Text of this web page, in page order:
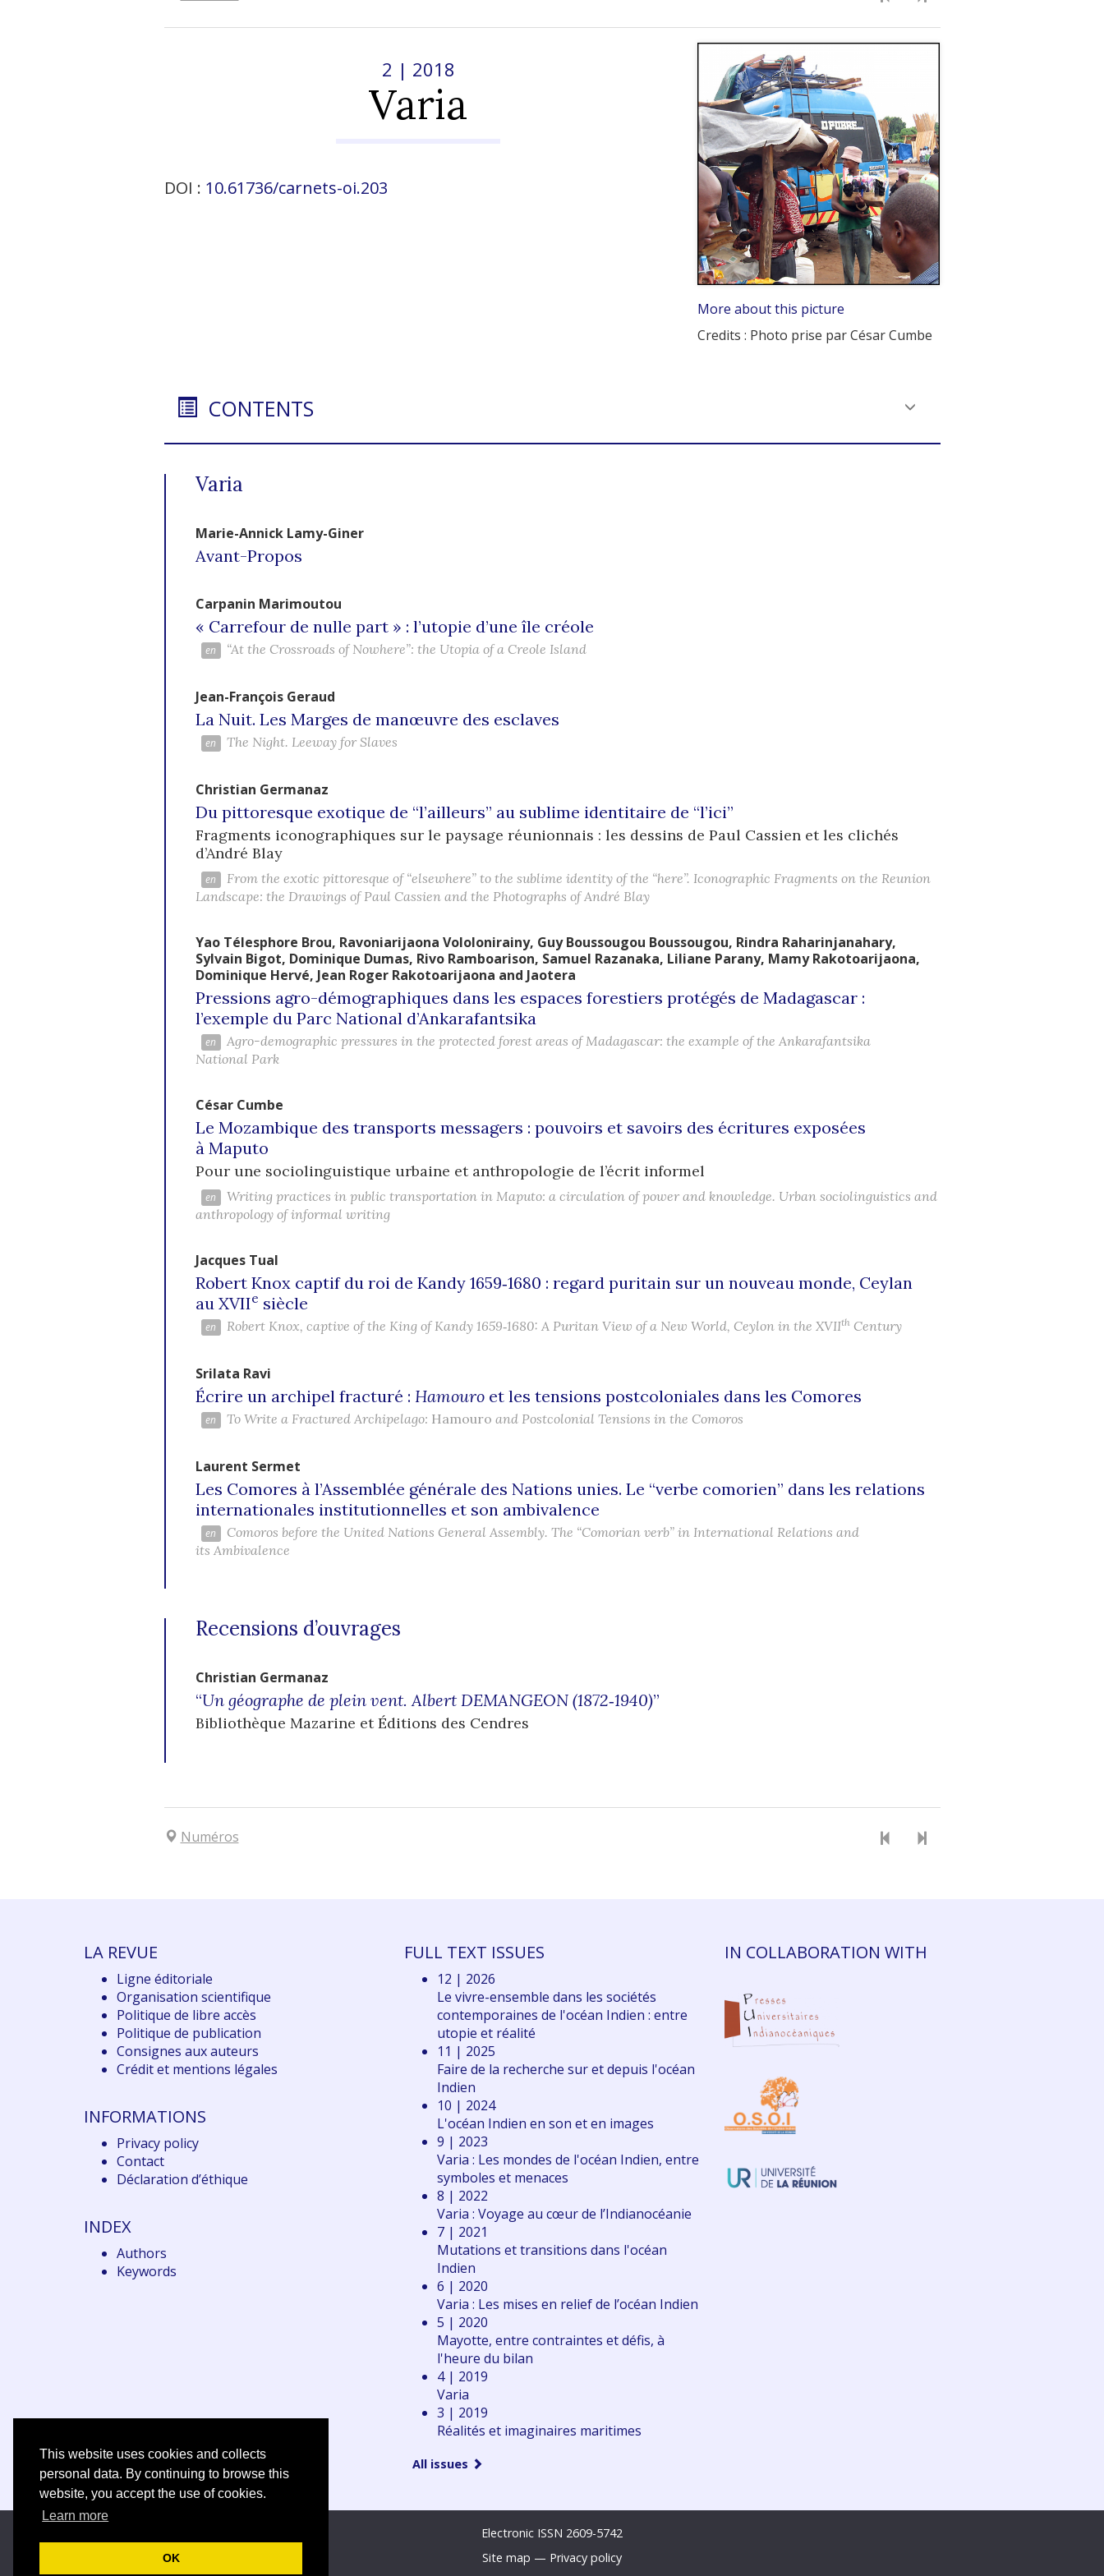
This website uses cookies and collects
personal data. By continuing to browse this
website, you accept the use of cookies.
Learn more
OK
2 | 2018
Varia
DOI : 10.61736/carnets-oi.203
More about this picture
Credits : Photo prise par César Cumbe
CONTENTS
Varia
Marie-Annick Lamy-Giner
Avant-Propos
Carpanin Marimoutou
« Carrefour de nulle part » : l’utopie d’une île créole
“At the Crossroads of Nowhere”: the Utopia of a Creole Island
Jean-François Geraud
La Nuit. Les Marges de manœuvre des esclaves
The Night. Leeway for Slaves
Christian Germanaz
Du pittoresque exotique de “l’ailleurs” au sublime identitaire de “l’ici”
Fragments iconographiques sur le paysage réunionnais : les dessins de Paul Cassien et les clichés
d’André Blay
From the exotic pittoresque of “elsewhere” to the sublime identity of the “here”. Iconographic Fragments on the Reunion
Landscape: the Drawings of Paul Cassien and the Photographs of André Blay
Yao Télesphore Brou, Ravoniarijaona Vololonirainy, GuyBoussougou Boussougou, Rindra Raharinjanahary,
Sylvain Bigot, Dominique Dumas, Rivo Ramboarison, Samuel Razanaka, Liliane Parany, MamyRakotoarijaona,
Dominique Hervé, Jean Roger Rakotoarijaona and Jaotera
Pressions agro-démographiques dans les espaces forestiers protégés de Madagascar :
l’exemple du Parc National d’Ankarafantsika
Agro-demographic pressures in the protected forest areas of Madagascar: the example of the Ankarafantsika
National Park
César Cumbe
Le Mozambique des transports messagers : pouvoirs et savoirs des écritures exposées
à Maputo
Pour une sociolinguistique urbaine et anthropologie de l’écrit informel
Writing practices in public transportation in Maputo: a circulation of power and knowledge. Urban sociolinguistics and
anthropology of informal writing
Jacques Tual
Robert Knox captif du roi de Kandy 1659‑1680 : regard puritain sur un nouveau monde, Ceylan
au XVIIe siècle
Robert Knox, captive of the King of Kandy 1659‑1680: A Puritan View of a New World, Ceylon in the XVIIth Century
Srilata Ravi
Écrire un archipel fracturé : Hamouroet les tensions postcoloniales dans les Comores
To Write a Fractured Archipelago: Hamouro and Postcolonial Tensions in the Comoros
Laurent Sermet
Les Comores à l’Assemblée générale des Nations unies. Le “verbe comorien” dans les relations
internationales institutionnelles et son ambivalence
Comoros before the United Nations General Assembly. The “Comorian verb” in International Relations and
its Ambivalence
Recensions d’ouvrages
Christian Germanaz
“Un géographe de plein vent. Albert DEMANGEON (1872‑1940)”
Bibliothèque Mazarine et Éditions des Cendres
Numéros
LA REVUE
Ligne éditoriale
Organisation scientifique
Politique de libre accès
Politique de publication
Consignes aux auteurs
Crédit et mentions légales
INFORMATIONS
Privacy policy
Contact
Déclaration d’éthique
INDEX
Authors
Keywords
FULL TEXT ISSUES
12 | 2026
Le vivre-ensemble dans les sociétés
contemporaines de l'océan Indien : entre
utopie et réalité
11 | 2025
Faire de la recherche sur et depuis l'océan
Indien
10 | 2024
L'océan Indien en son et en images
9 | 2023
Varia : Les mondes de l'océan Indien, entre
symboles et menaces
8 | 2022
Varia : Voyage au cœur de l’Indianocéanie
7 | 2021
Mutations et transitions dans l'océan
Indien
6 | 2020
Varia : Les mises en relief de l’océan Indien
5 | 2020
Mayotte, entre contraintes et défis, à
l'heure du bilan
4 | 2019
Varia
3 | 2019
Réalités et imaginaires maritimes
All issues
IN COLLABORATION WITH
Electronic ISSN 2609-5742
Site map — Privacy policy